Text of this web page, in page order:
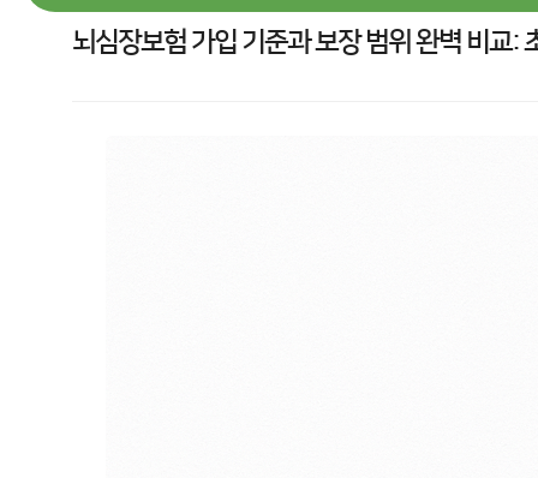
뇌심장보험 가입 기준과 보장 범위 완벽 비교: